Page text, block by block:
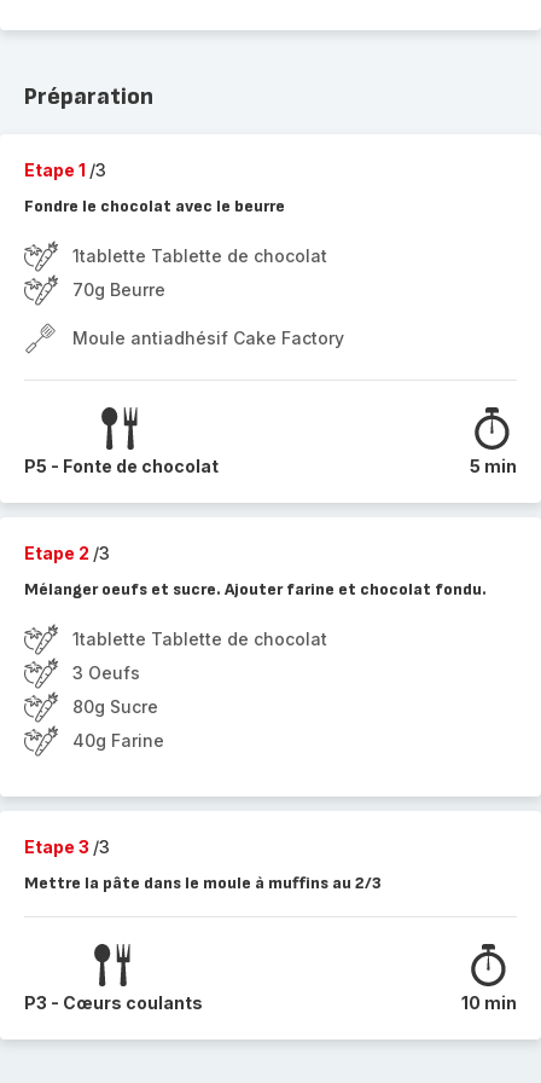
Préparation
Etape 1 /3
Fondre le chocolat avec le beurre
1tablette Tablette de chocolat
70g Beurre
Moule antiadhésif Cake Factory
P5 - Fonte de chocolat 5 min
Etape 2 /3
Mélanger oeufs et sucre. Ajouter farine et chocolat fondu.
1tablette Tablette de chocolat
3 Oeufs
80g Sucre
40g Farine
Etape 3 /3
Mettre la pâte dans le moule à muffins au 2/3
P3 - Cœurs coulants 10 min